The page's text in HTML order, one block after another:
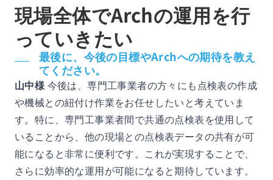
現場全体でArchの運用を行
っていきたい
最後に、今後の目標やArchへの期待を教え
てください。
山中様今後は、専門工事業者の方々にも点検表の作成
や機械との紐付け作業をお任せしたいと考えていま
す。特に、専門工事業者間で共通の点検表を使用して
いることから、他の現場との点検表データの共有が可
能になると非常に便利です。これが実現することで、
さらに効率的な運用が可能になると期待しています。